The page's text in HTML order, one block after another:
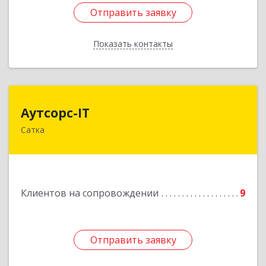
Отправить заявку
Показать контакты
Отправить заявку
Назад
Аутсорс-IT
Сатка
Клиентов на сопровождении 9
Отправить заявку
456910, Челябинская обл, Сатка г, Солнечная ул,
Отправить заявку